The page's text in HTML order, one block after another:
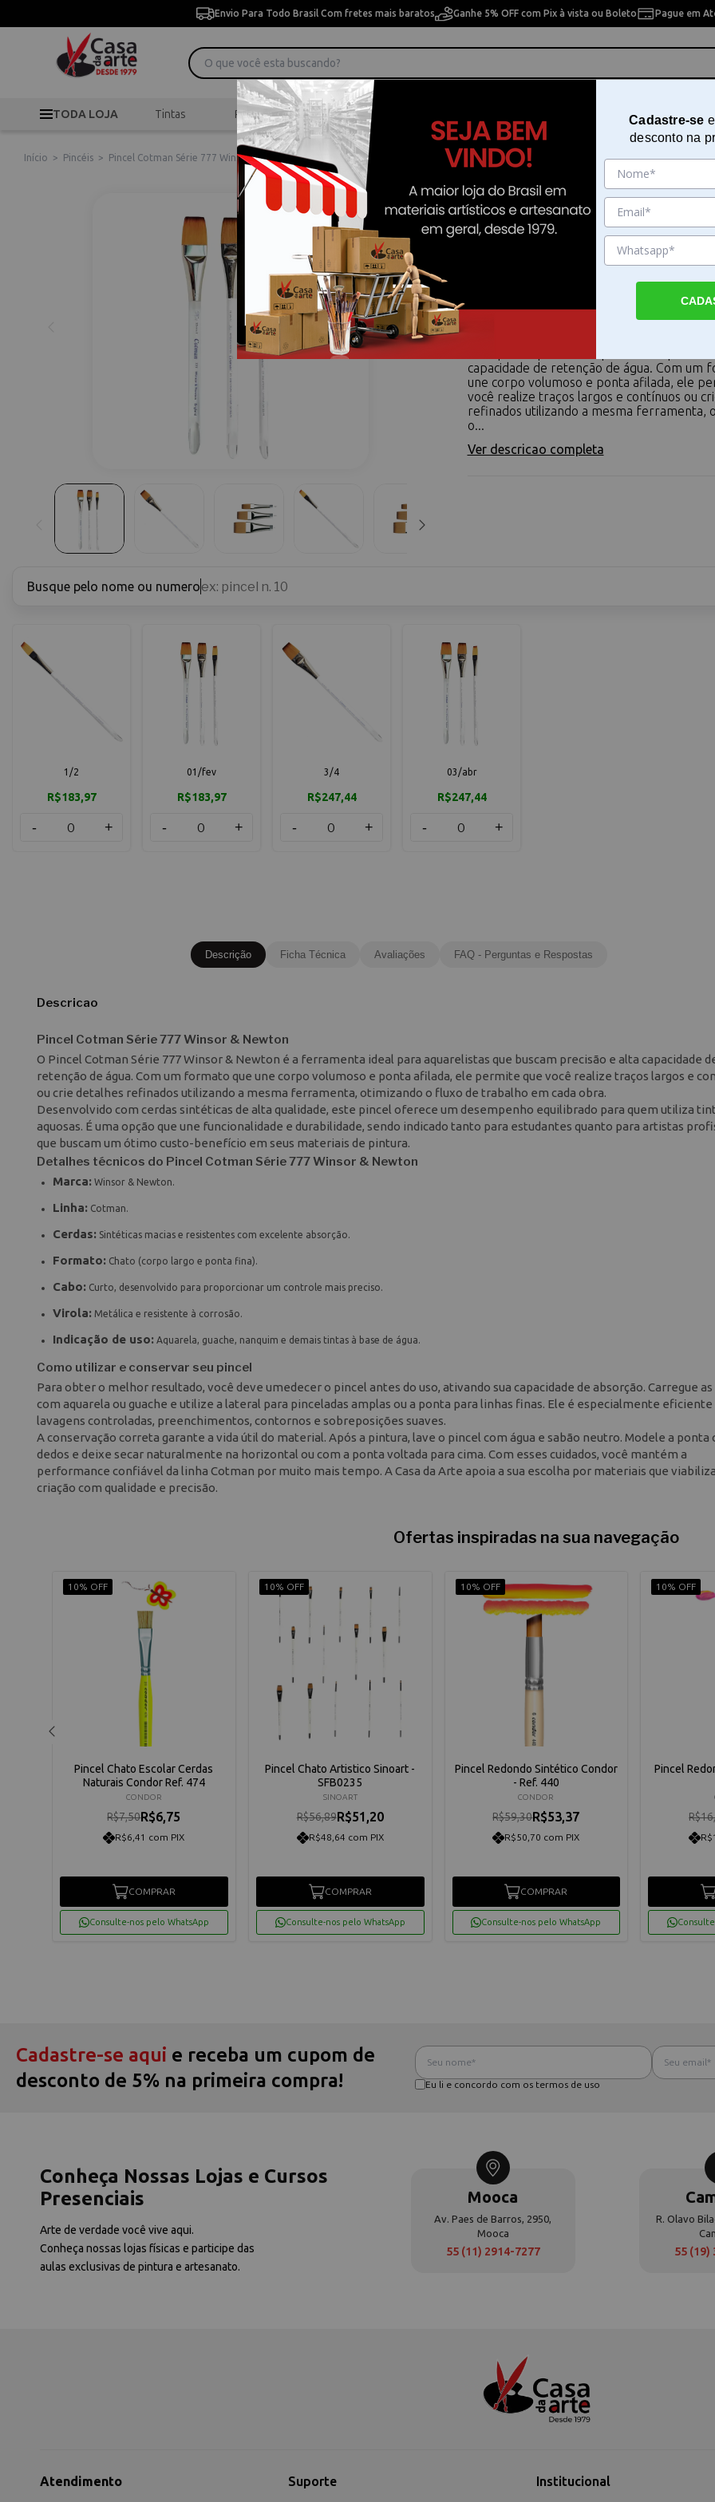
Envio Para Todo Brasil Com fretes mais baratos Ganhe 5% OFF com Pix à vista ou Boleto Pague em
TODA LOJA Tintas Pincéis Desenho Pintura
Início > Pincéis > Pincel Cotman Série 777 Winsor & Newton
Pincel Cotman Série 777 Winsor
Newton
Pincel Cotman Série 777 Winsor & Newton
capacidade de retenção de água. Com um
une corpo volumoso e ponta afilada, ele
você realize traços largos e contínuos ou
refinados utilizando a mesma ferramenta,
o...
Ver descricao completa
Busque pelo nome ou numero
1/2
R$183,97
- +
01/fev
R$183,97
- +
3/4
R$247,44
- +
03/abr
R$247,44
- +
Descrição Ficha Técnica Avaliações FAQ - Perguntas e Respostas
Descricao
Pincel Cotman Série 777 Winsor & Newton
O Pincel Cotman Série 777 Winsor & Newton é a ferramenta ideal para aquarelistas que buscam precisão e alta capacidade
retenção de água. Com um formato que une corpo volumoso e ponta afilada, ele permite que você realize traços largos e
ou crie detalhes refinados utilizando a mesma ferramenta, otimizando o fluxo de trabalho em cada obra.
Desenvolvido com cerdas sintéticas de alta qualidade, este pincel oferece um desempenho equilibrado para quem utiliza
aquosas. É uma opção que une funcionalidade e durabilidade, sendo indicado tanto para estudantes quanto para artistas
que buscam um ótimo custo-benefício em seus materiais de pintura.
Detalhes técnicos do Pincel Cotman Série 777 Winsor & Newton
Marca: Winsor & Newton.
Linha: Cotman.
Cerdas: Sintéticas macias e resistentes com excelente absorção.
Formato: Chato (corpo largo e ponta fina).
Cabo: Curto, desenvolvido para proporcionar um controle mais preciso.
Virola: Metálica e resistente à corrosão.
Indicação de uso: Aquarela, guache, nanquim e demais tintas à base de água.
Como utilizar e conservar seu pincel
Para obter o melhor resultado, você deve umedecer o pincel antes do uso, ativando sua capacidade de absorção. Carregue as
com aquarela ou guache e utilize a lateral para pinceladas amplas ou a ponta para linhas finas. Ele é especialmente
lavagens controladas, preenchimentos, contornos e sobreposições suaves.
A conservação correta garante a vida útil do material. Após a pintura, lave o pincel com água e sabão neutro. Modele a ponta
dedos e deixe secar naturalmente na horizontal ou com a ponta voltada para cima. Com esses cuidados, você mantém a
performance confiável da linha Cotman por muito mais tempo. A Casa da Arte apoia a sua escolha por materiais que
criação com qualidade e precisão.
Ofertas inspiradas na sua navegação
10% OFF
Pincel Chato Escolar Cerdas
Naturais Condor Ref. 474
CONDOR
R$7,50R$6,75
R$6,41 com PIX
COMPRAR
Consulte-nos pelo WhatsApp
10% OFF
Pincel Chato Artistico Sinoart -
SFB0235
SINOART
R$56,89R$51,20
R$48,64 com PIX
COMPRAR
Consulte-nos pelo WhatsApp
10% OFF
Pincel Redondo Sintético Condor
- Ref. 440
CONDOR
R$59,30R$53,37
R$50,70 com PIX
COMPRAR
Consulte-nos pelo WhatsApp
10% OFF
Pincel
Cadastre-se aqui e receba um cupom de
desconto de 5% na primeira compra!
Eu li e concordo com os termos de uso
Conheça Nossas Lojas e Cursos
Presenciais
Arte de verdade você vive aqui.
Conheça nossas lojas físicas e participe das
aulas exclusivas de pintura e artesanato.
Mooca
Av. Paes de Barros, 2950,
Mooca
55 (11) 2914-7277
R. Olavo
55 (19)
Atendimento Suporte Institucional
Cadastre-se
desconto na